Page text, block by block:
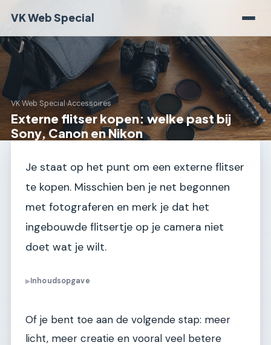
VK Web Special
VK Web Special›Accessoires
Externe flitser kopen: welke past bij
Sony, Canon en Nikon
Je staat op het punt om een externe flitser
te kopen. Misschien ben je net begonnen
met fotograferen en merk je dat het
ingebouwde flitsertje op je camera niet
doet wat je wilt.
▶Inhoudsopgave
Of je bent toe aan de volgende stap: meer
licht, meer creatie en vooral veel betere